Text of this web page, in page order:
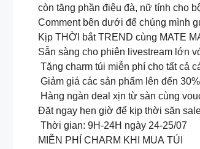
còn tăng phần điệu đà, nữ tính cho
Comment bên dưới để chúng mình
Kịp THỜI bắt TREND cùng MATE
Sẵn sàng cho phiên livestream lớn
Tặng charm túi miễn phí cho tất cả
Giảm giá các sản phẩm lên đến 30%
Hàng ngàn deal xịn từ sàn cùng
Đặt ngay hẹn giờ để kịp thời săn
Thời gian: 9H-24H ngày 24-25/07
MIỄN PHÍ CHARM KHI MUA TÚI